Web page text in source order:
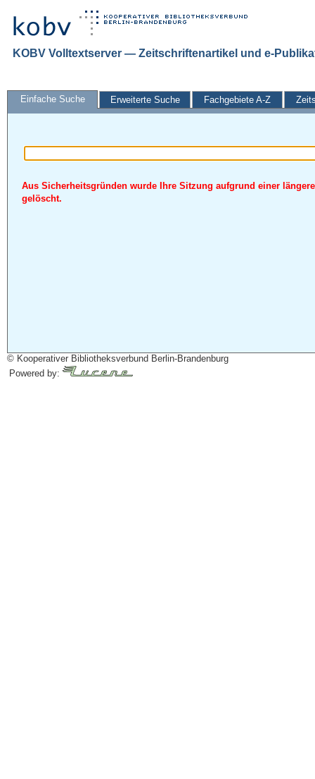
KOBV Volltextserver — Zeitschriftenartikel und e-
Einfache Suche Erweiterte Suche Fachgebiete A-Z
Aus Sicherheitsgründen wurde Ihre Sitzung aufgrund einer
gelöscht.
© Kooperativer Bibliotheksverbund Berlin-Brandenburg
Powered by: